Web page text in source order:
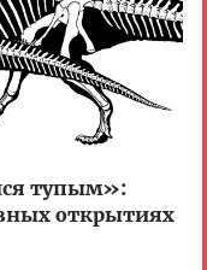
тупым»:
открытиях